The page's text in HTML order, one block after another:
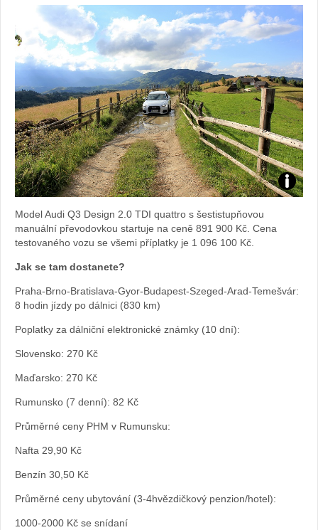
Foto:
Model Audi Q3 Design 2.0 TDI quattro s šestistupňovou
manuální převodovkou startuje na ceně 891 900 Kč. Cena
testovaného vozu se všemi příplatky je 1 096 100 Kč.
Jak se tam dostanete?
Praha-Brno-Bratislava-Gyor-Budapest-Szeged-Arad-Temešvár:
8 hodin jízdy po dálnici (830 km)
Poplatky za dálniční elektronické známky (10 dní):
Slovensko: 270 Kč
Maďarsko: 270 Kč
Rumunsko (7 denní): 82 Kč
Průměrné ceny PHM v Rumunsku:
Nafta 29,90 Kč
Benzín 30,50 Kč
Průměrné ceny ubytování (3-4hvězdičkový penzion/hotel):
1000-2000 Kč se snídaní